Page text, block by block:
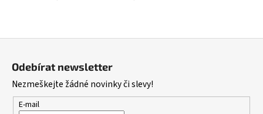
Odebírat newsletter
Nezmeškejte žádné novinky či slevy!
E-mail